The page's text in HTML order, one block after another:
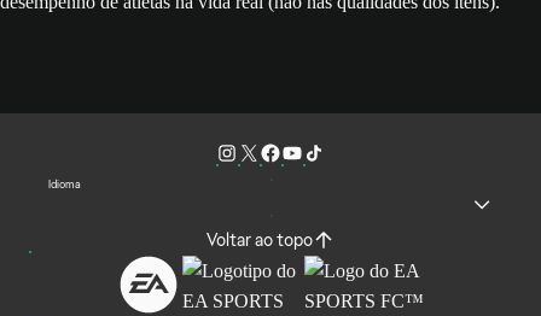
Idioma
Voltar ao topo